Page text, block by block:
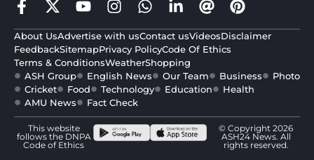
About UsAdvertise with usContact usVideosDisclaimer
FeedbackSitemapPrivacy PolicyCode Of Ethics
Terms & ConditionsWeatherShopping
ASH Group
English News Our Team Business
Photo
Cricket
Food Technology Education
Health
AMU News
Fact Check
This website
follows the DNPA
Code of Ethics
© Copyright 2026
ASH24 News. All
rights reserved.